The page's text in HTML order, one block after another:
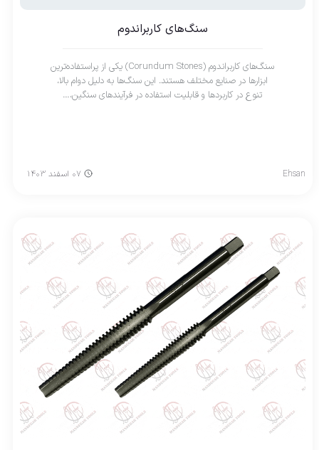
سنگ‌های کاربراندوم
سنگ‌های کاربراندوم (Corundum Stones) یکی از پراستفاده‌ترین
ابزارها در صنایع مختلف هستند. این سنگ‌ها به دلیل دوام بالا،
تنوع در کاربردها و قابلیت استفاده در فرآیندهای سنگین،…
Ehsan ۰۷ اسفند ۱۴۰۳